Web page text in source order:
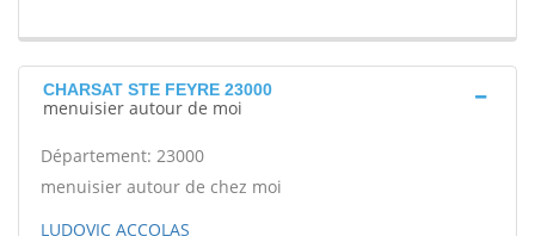
CHARSAT STE FEYRE 23000
menuisier autour de moi
Département: 23000
menuisier autour de chez moi
LUDOVIC ACCOLAS